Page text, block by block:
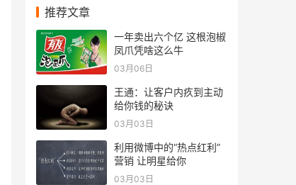
推荐文章
一年卖出六个亿 这根泡椒
凤爪凭啥这么牛
03月06日
王通：让客户内疚到主动
给你钱的秘诀
03月03日
利用微博中的“热点红利”
营销 让明星给你
03月03日